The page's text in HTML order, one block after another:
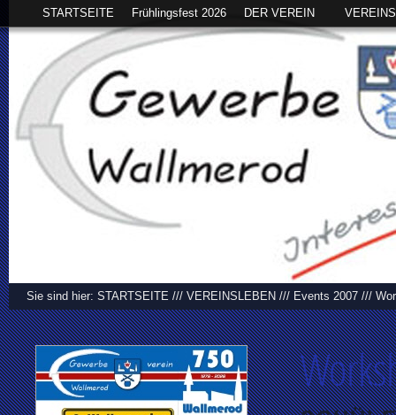
STARTSEITE Frühlingsfest 2026 DER VEREIN
Sie sind hier: STARTSEITE /// VEREINSLEBEN /// Events 2007 ///